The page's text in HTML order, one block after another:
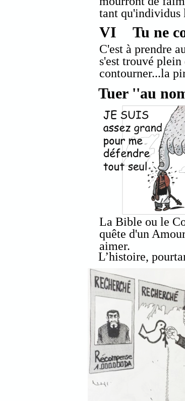
VI Tu ne
Tuer ''au
tant qu'individus
C'est à prendre
s'est trouvé plein
contourner...la
L’histoire,
La Bible ou le
quête d'un
aimer.